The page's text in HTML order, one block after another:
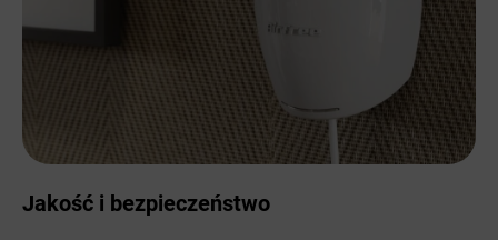
Jakość i bezpieczeństwo